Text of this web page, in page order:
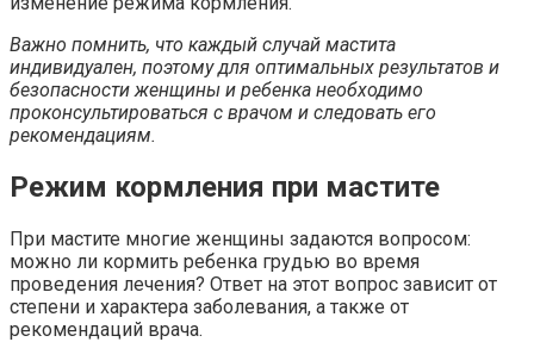
Важно помнить, что каждый случай мастита
индивидуален, поэтому для оптимальных результатов и
безопасности женщины и ребенка необходимо
проконсультироваться с врачом и следовать его
рекомендациям.
Режим кормления при мастите
При мастите многие женщины задаются вопросом:
можно ли кормить ребенка грудью во время
проведения лечения? Ответ на этот вопрос зависит от
степени и характера заболевания, а также от
рекомендаций врача.